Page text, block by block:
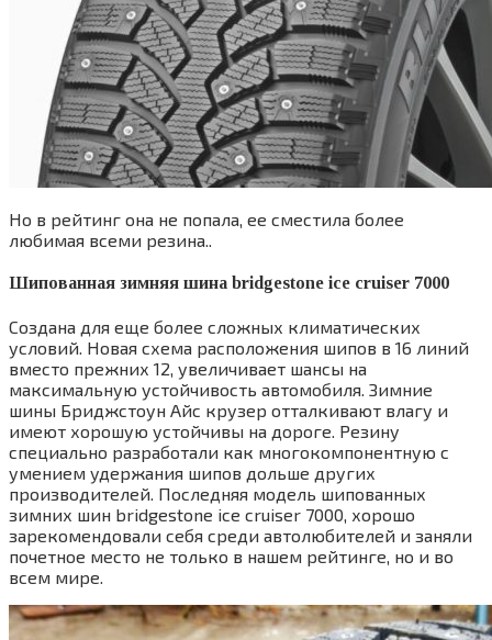
Но в рейтинг она не попала, ее сместила более
любимая всеми резина..
Шипованная зимняя шина bridgestone ice cruiser 7000
Создана для еще более сложных климатических
условий. Новая схема расположения шипов в 16 линий
вместо прежних 12, увеличивает шансы на
максимальную устойчивость автомобиля. Зимние
шины Бриджстоун Айс крузер отталкивают влагу и
имеют хорошую устойчивы на дороге. Резину
специально разработали как многокомпонентную с
умением удержания шипов дольше других
производителей. Последняя модель шипованных
зимних шин bridgestone ice cruiser 7000, хорошо
зарекомендовали себя среди автолюбителей и заняли
почетное место не только в нашем рейтинге, но и во
всем мире.